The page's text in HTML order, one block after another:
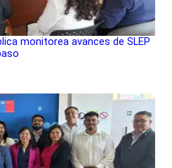
monitorea avances de SLEP